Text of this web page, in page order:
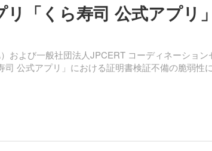
「くら寿司 公式アプリ
および一般社団法人JPCERT コーディネーショ
公式アプリ」における証明書検証不備の脆弱性